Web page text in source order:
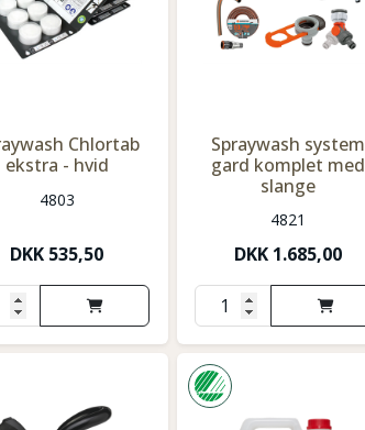
Chlortab
ekstra - hvid
4803
DKK 535,50
Spraywash system
gard komplet med
slange
4821
DKK 1.685,00